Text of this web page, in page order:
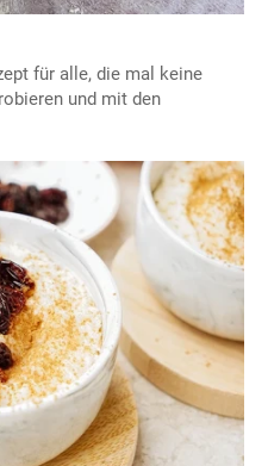
für alle, die mal keine
und mit den